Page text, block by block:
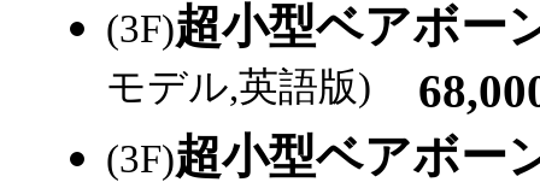
(3F)超小型ベアボー
モデル,英語版)
(3F)超小型ベアボー